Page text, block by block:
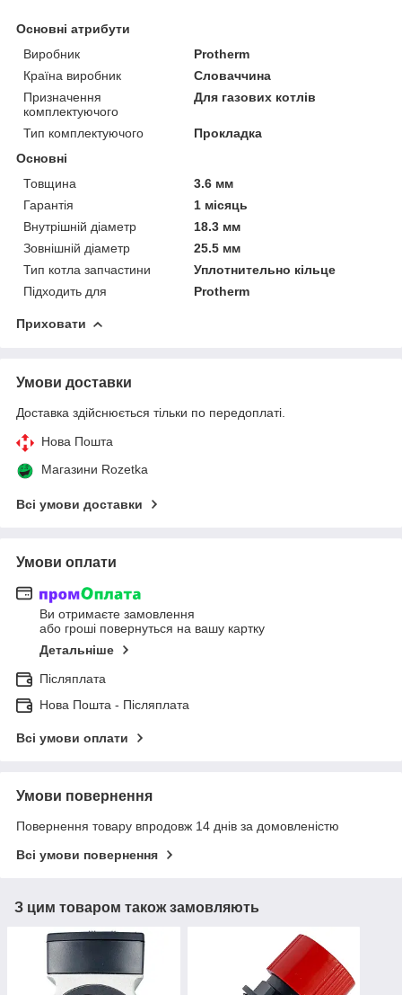
Основні атрибути
Виробник
Protherm
Країна виробник
Словаччина
Призначення
комплектуючого
Для газових котлів
Тип комплектуючого
Прокладка
Основні
Товщина
3.6 мм
Гарантія
1 місяць
Внутрішній діаметр
18.3 мм
Зовнішній діаметр
25.5 мм
Тип котла запчастини
Уплотнительно кільце
Підходить для
Protherm
Приховати
Умови доставки
Доставка здійснюється тільки по передоплаті.
Нова Пошта
Магазини Rozetka
Всі умови доставки
Умови оплати
Ви отримаєте замовлення
або гроші повернуться на вашу картку
Детальніше
Післяплата
Нова Пошта - Післяплата
Всі умови оплати
Умови повернення
Повернення товару впродовж 14 днів за домовленістю
Всі умови повернення
З цим товаром також замовляють